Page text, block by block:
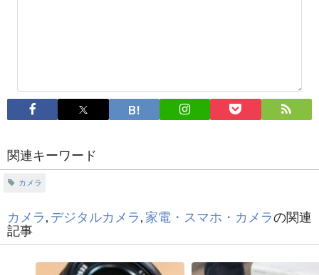
関連キーワード
カメラ
カメラ, デジタルカメラ, 家電・スマホ・カメラの関連
記事